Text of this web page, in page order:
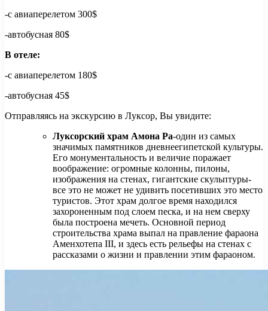
-с авиаперелетом 300$
-автобусная 80$
В отеле:
-с авиаперелетом 180$
-автобусная 45$
Отправляясь на экскурсию в Луксор, Вы увидите:
Луксорский храм Амона Ра-один из самых
значимых памятников дневнеегипетской культуры.
Его монументальность и величие поражает
воображение: огромные колонны, пилоны,
изображения на стенах, гигантские скульптуры-
все это не может не удивить посетивших это место
туристов. Этот храм долгое время находился
захороненным под слоем песка, и на нем сверху
была построена мечеть. Основной период
строительства храма выпал на правление фараона
Аменхотепа III, и здесь есть рельефы на стенах с
рассказами о жизни и правлении этим фараоном.